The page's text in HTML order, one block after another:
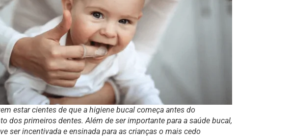
estar cientes de que a higiene bucal começa antes do
dos primeiros dentes. Além de ser importante para a saúde bucal,
ser incentivada e ensinada para as crianças o mais cedo